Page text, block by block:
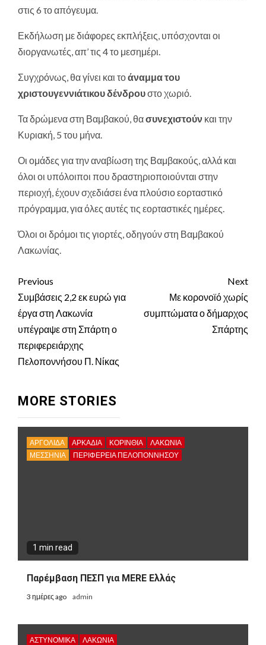
στις 6 το απόγευμα.
Εκδήλωση με διάφορες εκπλήξεις, υπόσχονται οι
διοργανωτές, απ’ τις 4 το μεσημέρι.
Συγχρόνως, θα γίνει και τοάναμμα του
χριστουγεννιάτικου δένδρουστο χωριό.
Τα δρώμενα στη Βαμβακού, θασυνεχιστούν και την
Κυριακή, 5 του μήνα.
Οι ομάδες για την αναβίωση της Βαμβακούς, αλλά και
όλοι οι υπόλοιποι που δραστηριοποιούνται στην
περιοχή, έχουν σχεδιάσει ένα πλούσιο εορταστικό
πρόγραμμα, για όλες αυτές τις εορταστικές ημέρες.
Όλοι οι δρόμοι τις γιορτές, οδηγούν στη Βαμβακού
Λακωνίας.
Continue
Reading
Previous
Συμβάσεις 2,2 εκ ευρώ για
έργα στη Λακωνία
υπέγραψε στη Σπάρτη ο
περιφερειάρχης
Πελοποννήσου Π. Νίκας
Next
Με κορονοϊό χωρίς
συμπτώματα ο δήμαρχος
Σπάρτης
MORE STORIES
ΑΡΓΟΛΙΔΑ ΑΡΚΑΔΊΑ ΚΟΡΙΝΘΊΑ
ΛΑΚΩΝΙΑ
ΜΕΣΣΗΝΙΑ
ΠΕΡΙΦΈΡΕΙΑ ΠΕΛΟΠΟΝΝΉΣΟΥ
1 min read
Παρέμβαση ΠΕΣΠ για MERE Ελλάς
3 ημέρες ago admin
ΑΣΤΥΝΟΜΙΚΑ ΛΑΚΩΝΙΑ